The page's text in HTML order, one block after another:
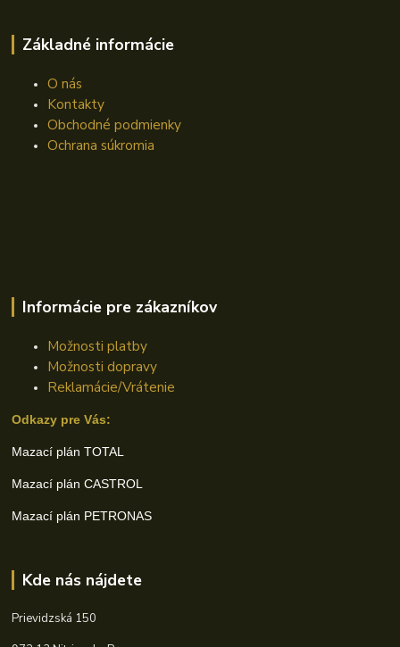
Základné informácie
O nás
Kontakty
Obchodné podmienky
Ochrana súkromia
Informácie pre zákazníkov
Možnosti platby
Možnosti dopravy
Reklamácie/Vrátenie
Odkazy pre Vás:
Mazací plán TOTAL
Mazací plán CASTROL
Mazací plán PETRONAS
Kde nás nájdete
Prievidzská 150